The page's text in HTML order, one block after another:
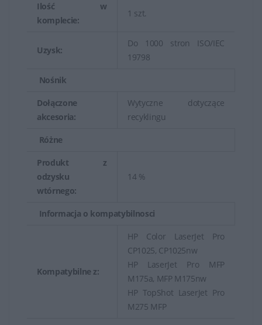
Ilość w
komplecie:
1 szt.
Uzysk:
Do 1000 stron ISO/IEC
19798
Nośnik
Dołączone
akcesoria:
Wytyczne dotyczące
recyklingu
Różne
Produkt z
odzysku
wtórnego:
14 %
Informacja o kompatybilnosci
Kompatybilne z:
HP Color LaserJet Pro
CP1025, CP1025nw
HP LaserJet Pro MFP
M175a, MFP M175nw
HP TopShot LaserJet Pro
M275 MFP